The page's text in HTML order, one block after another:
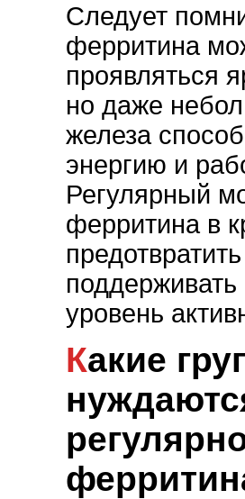
Следует
ферритина
проявляться
но даже
железа
энергию и
Регулярный
ферритина в
уровень
Какие группы людей